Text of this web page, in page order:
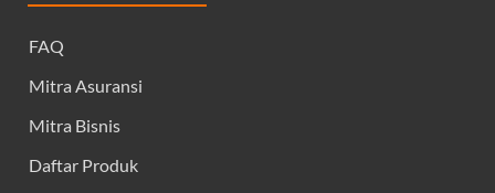
FAQ
Mitra Asuransi
Mitra Bisnis
Daftar Produk